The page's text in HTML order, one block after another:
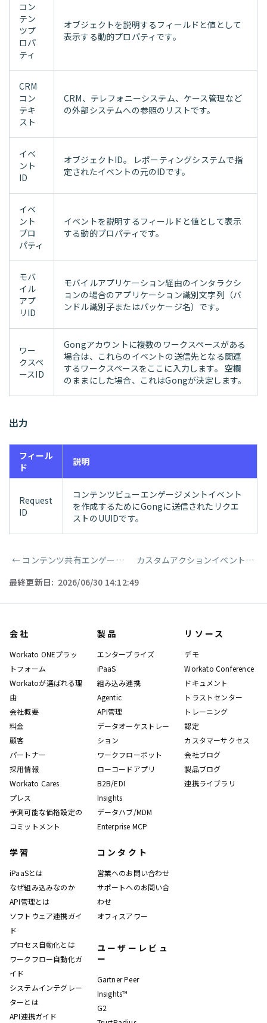
コン
テン
ツプ
ロパ
ティ
オブジェクトを説明するフィールドと値として
表示する動的プロパティです。
CRM
コン
テキ
スト
CRM、テレフォニーシステム、ケース管理など
の外部システムへの参照のリストです。
イベ
ント
ID
オブジェクトID。 レポーティングシステムで指
定されたイベントの元のIDです。
イベ
ント
プロ
パティ
イベントを説明するフィールドと値として表示
する動的プロパティです。
モバ
イル
アプ
リID
モバイルアプリケーション経由のインタラクシ
ョンの場合のアプリケーション識別文字列（バ
ンドル識別子またはパッケージ名）です。
ワー
クスペ
ースID
Gongアカウントに複数のワークスペースがある
場合は、これらのイベントの送信先となる関連
するワークスペースをここに入力します。 空欄
のままにした場合、これはGongが決定します。
出力
フィール
ド
説明
Request
ID
コンテンツビューエンゲージメントイベント
を作成するためにGongに送信されたリクエ
ストのUUIDです。
ページャー
← コンテンツ共有エンゲージメントイベントを作成
カスタムアクションイベントを作成
最終更新日: 2026/06/30 14:12:49
会社
Workato ONEプラッ
トフォーム
Workatoが選ばれる理
由
会社概要
料金
顧客
パートナー
採用情報
Workato Cares
プレス
予測可能な価格設定の
コミットメント
製品
エンタープライズ
iPaaS
組み込み連携
Agentic
API管理
データオーケストレー
ション
ワークフローボット
ローコードアプリ
B2B/EDI
Insights
データハブ/MDM
Enterprise MCP
リソース
デモ
Workato Conference
ドキュメント
トラストセンター
トレーニング
認定
カスタマーサクセス
会社ブログ
製品ブログ
連携ライブラリ
学習
iPaaSとは
なぜ組み込みなのか
API管理とは
ソフトウェア連携ガイ
ド
プロセス自動化とは
ワークフロー自動化ガ
イド
システムインテグレー
ターとは
API連携ガイド
コンタクト
営業へのお問い合わせ
サポートへのお問い合
わせ
オフィスアワー
ユーザーレビュ
ー
Gartner Peer
Insights™
G2